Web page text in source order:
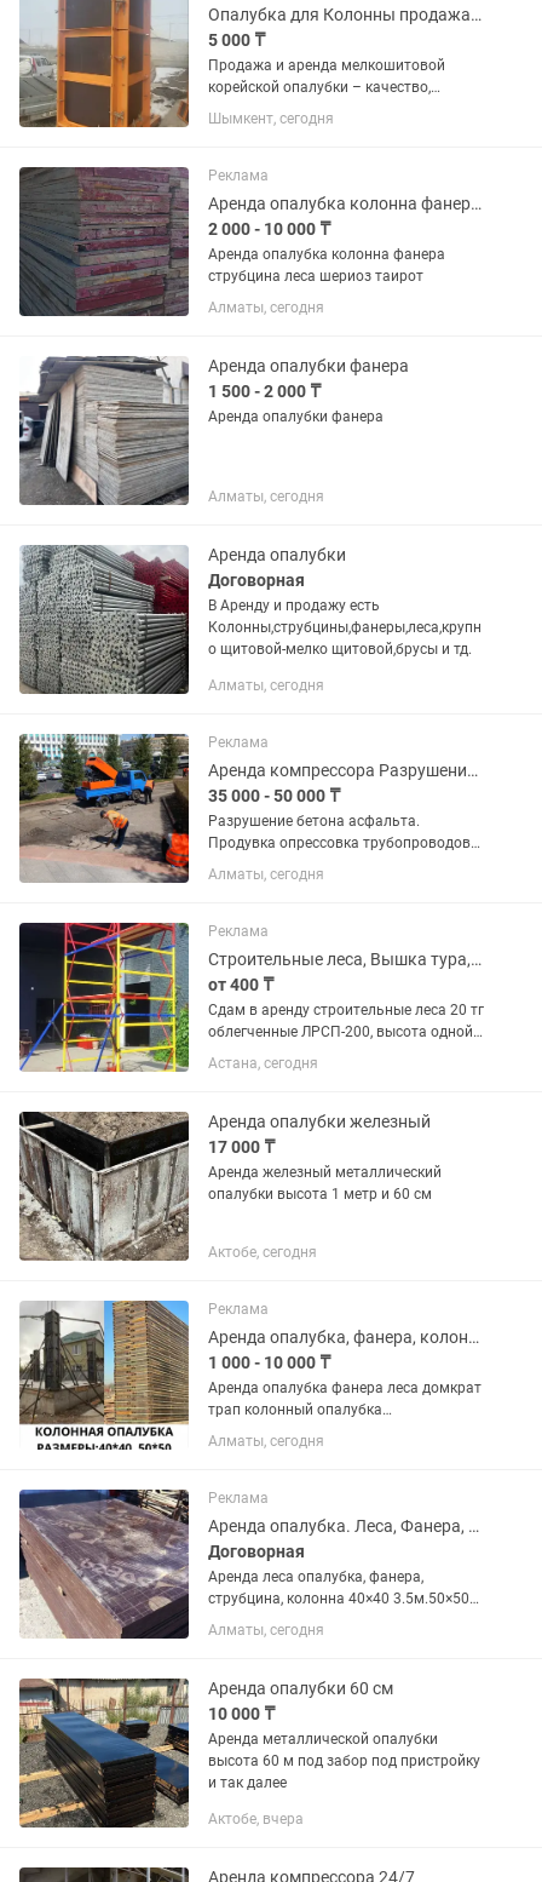
Опалубка для Колонны продажа и аренда
5 000 ₸
Продажа и аренда мелкошитовой
корейской опалубки – качество,
проверенное временем! Вы
занимаетесь монолитным
мелкощитовую корейскую опалубку в
продаже и аренде на...
Шымкент, сегодня
Реклама
Аренда опалубка колонна фанера струбцина леса шериоз таирот
2 000 - 10 000 ₸
Аренда опалубка колонна фанера
струбцина леса шериоз таирот
Алматы, сегодня
Аренда опалубки фанера
1 500 - 2 000 ₸
Аренда опалубки фанера
Алматы, сегодня
Аренда опалубки
Договорная
В Аренду и продажу есть
Колонны,струбцины,фанеры,леса,крупн
о щитовой-мелко щитовой,брусы и тд.
Алматы, сегодня
Реклама
Аренда компрессора Разрушение асфальта бетона.
35 000 - 50 000 ₸
Разрушение бетона асфальта.
Продувка опрессовка трубопроводов
газопроводов.продувка
опалубки,пескоструй, подключение
Алматы, сегодня
Реклама
Строительные леса, Вышка тура, ножничный подъемник
от 400 ₸
Сдам в аренду строительные леса 20 тг
облегченные ЛРСП-200, высота одной
секции 2 м, длина 3 м, ширина 1 м.
Общая площадь до 18000 м.кв. Люльки
месяц Сдам в аренду...
Астана, сегодня
Аренда опалубки железный
17 000 ₸
Аренда железный металлический
опалубки высота 1 метр и 60 см
Актобе, сегодня
Реклама
Аренда опалубка, фанера, колонны опалубка, телескопические стойки тайроты
1 000 - 10 000 ₸
Аренда опалубка фанера леса домкрат
трап колонный опалубка
телескопические стойки домкрат
тайрот через
Алматы, сегодня
Реклама
Аренда опалубка. Леса, Фанера, струбцина, домкрат, колонна, тайрот, через,
Договорная
Аренда леса опалубка, фанера,
струбцина, колонна 40×40 3.5м.50×50
3.5м, тайрод, домкрат, через,
Алматы, сегодня
Аренда опалубки 60 см
10 000 ₸
Аренда металлической опалубки
высота 60 м под забор под пристройку
и так далее
Актобе, вчера
Аренда компрессора 24/7